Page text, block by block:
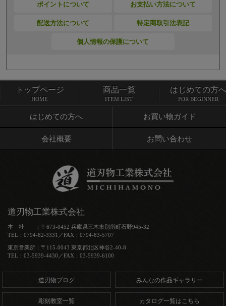
ポイントについて お支払い方法について
配送方法について 特定商取引法表記
個人情報の保護について
トップページ 商品一覧
はじめての方へ お買い物ガイド
会社概要 お問い合わせ
トップページ
HOME
商品一覧
ITEM LIST
はじめての方へ
FOR BEGINNER
道刃物工業株式会社
本 社 ：〒673-0452 兵庫県三木市別所町石野945-32
TEL：0794-82-3331／FAX：0794-83-5707
東京営業所：〒115-0043 東京都北区神谷2-40-8
TEL：03-5939-4430／FAX：03-5939-6100
道刃物ブログ みんなの作品ギャラリー
彫刻教室一覧 カタログ一覧はこちら